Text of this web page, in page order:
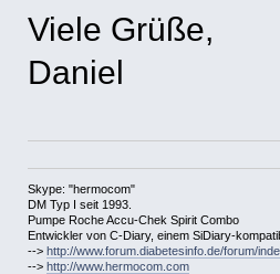
Viele Grüße,
Daniel
Skype: "hermocom"
DM Typ I seit 1993.
Pumpe Roche Accu-Chek Spirit Combo
Entwickler von C-Diary, einem SiDiary-
--> http://www.forum.diabetesinfo.de/forum/
--> http://www.hermocom.com